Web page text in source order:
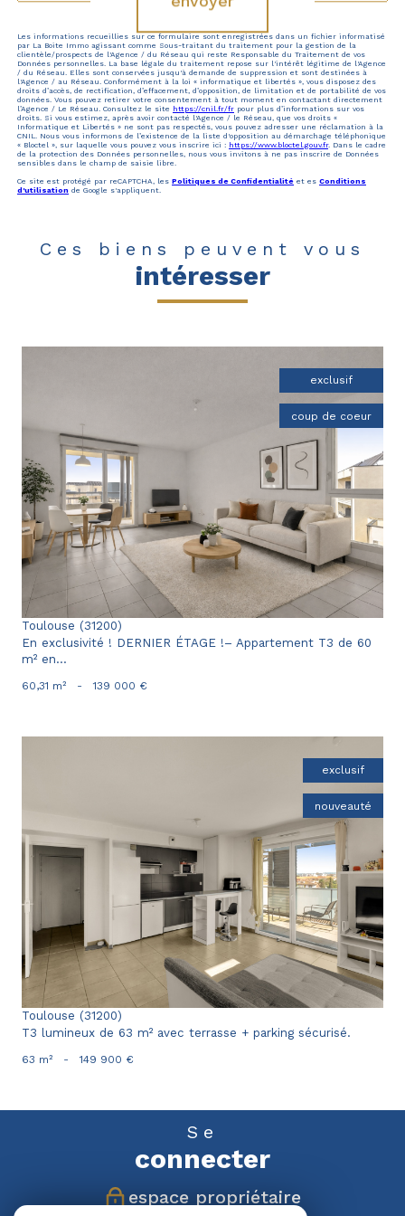
Les informations recueillies sur ce formulaire sont enregistrées dans un fichier informatisé
par La Boite Immo agissant comme Sous-traitant du traitement pour la gestion de la
clientèle/prospects de l'Agence / du Réseau qui reste Responsable du Traitement de vos
Données personnelles. La base légale du traitement repose sur l'intérêt légitime de l'Agence
/ du Réseau. Elles sont conservées jusqu'à demande de suppression et sont destinées à
l'Agence / au Réseau. Conformément à la loi « informatique et libertés », vous disposez des
droits d’accès, de rectification, d’effacement, d’opposition, de limitation et de portabilité de vos
données. Vous pouvez retirer votre consentement à tout moment en contactant directement
l’Agence / Le Réseau. Consultez le site https://cnil.fr/fr pour plus d’informations sur vos
droits. Si vous estimez, après avoir contacté l'Agence / le Réseau, que vos droits «
Informatique et Libertés » ne sont pas respectés, vous pouvez adresser une réclamation à la
CNIL. Nous vous informons de l’existence de la liste d'opposition au démarchage téléphonique
« Bloctel », sur laquelle vous pouvez vous inscrire ici : https://www.bloctel.gouv.fr. Dans le cadre
de la protection des Données personnelles, nous vous invitons à ne pas inscrire de Données
sensibles dans le champ de saisie libre.
Ce site est protégé par reCAPTCHA, les Politiques de Confidentialité et es Conditions
d'utilisation de Google s'appliquent.
Ces biens peuvent vous
intéresser
exclusif
coup de coeur
voir le bien
Toulouse (31200)
En exclusivité ! DERNIER ÉTAGE !– Appartement T3 de 60
m² en...
60,31 m² - 139 000 €
exclusif
nouveauté
voir le bien
Toulouse (31200)
T3 lumineux de 63 m² avec terrasse + parking sécurisé.
63 m² - 149 900 €
Se
connecter
espace propriétaire